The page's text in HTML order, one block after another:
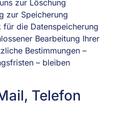
zur Löschung
zur Speicherung
die Datenspeicherung
Bearbeitung Ihrer
Bestimmungen –
– bleiben
Telefon